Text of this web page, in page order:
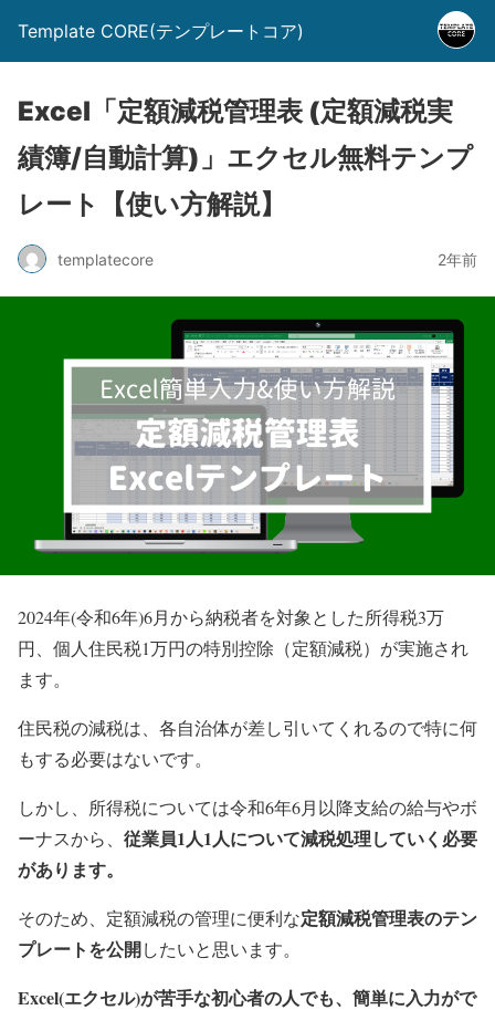
Template CORE(テンプレートコア)
Excel「定額減税管理表 (定額減税実
績簿/自動計算)」エクセル無料テンプ
レート【使い方解説】
templatecore 2年前
2024年(令和6年)6月から納税者を対象とした所得税3万
円、個人住民税1万円の特別控除（定額減税）が実施され
ます。
住民税の減税は、各自治体が差し引いてくれるので特に何
もする必要はないです。
しかし、所得税については令和6年6月以降支給の給与やボ
ーナスから、 従業員1人1人について減税処理していく必要
があります。
そのため、定額減税の管理に便利な定額減税管理表のテン
プレートを公開したいと思います。
Excel(エクセル)が苦手な初心者の人でも、簡単に入力がで